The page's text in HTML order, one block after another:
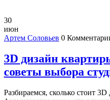
30
июн
Артем Соловьев 0
3D дизайн
советы выбора
Разбираемся, сколько стоит